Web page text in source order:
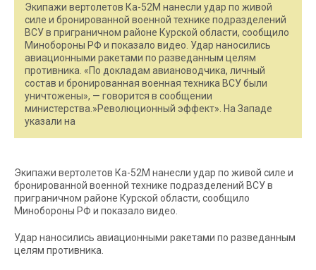
Экипажи вертолетов Ка-52М нанесли удар по живой
силе и бронированной военной технике подразделений
ВСУ в приграничном районе Курской области, сообщило
Минобороны РФ и показало видео. Удар наносились
авиационными ракетами по разведанным целям
противника. «По докладам авиановодчика, личный
состав и бронированная военная техника ВСУ были
уничтожены», — говорится в сообщении
министерства.»Революционный эффект». На Западе
указали на
Экипажи вертолетов Ка-52М нанесли удар по живой силе и
бронированной военной технике подразделений ВСУ в
приграничном районе Курской области, сообщило
Минобороны РФ и показало видео.
Удар наносились авиационными ракетами по разведанным
целям противника.